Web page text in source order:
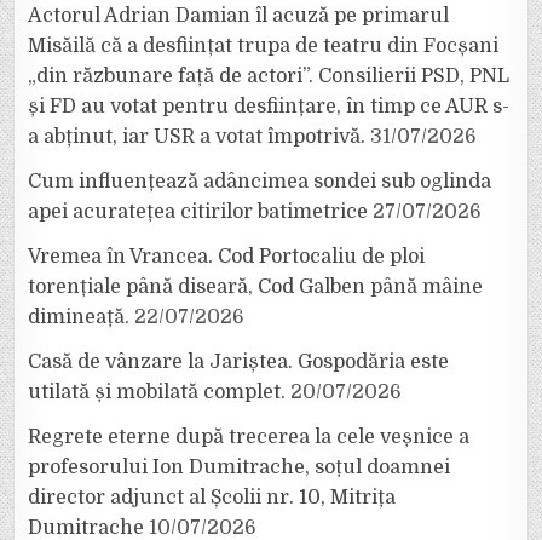
Actorul Adrian Damian îl acuză pe primarul
Misăilă că a desființat trupa de teatru din Focșani
„din răzbunare față de actori”. Consilierii PSD, PNL
și FD au votat pentru desființare, în timp ce AUR s-
a abținut, iar USR a votat împotrivă. 31/07/2026
Cum influențează adâncimea sondei sub oglinda
apei acuratețea citirilor batimetrice 27/07/2026
Vremea în Vrancea. Cod Portocaliu de ploi
torențiale până diseară, Cod Galben până mâine
dimineață. 22/07/2026
Casă de vânzare la Jariștea. Gospodăria este
utilată și mobilată complet. 20/07/2026
Regrete eterne după trecerea la cele veșnice a
profesorului Ion Dumitrache, soțul doamnei
director adjunct al Școlii nr. 10, Mitrița
Dumitrache 10/07/2026